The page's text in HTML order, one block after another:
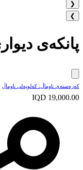
❮
❯
پانکەی
کەرەستەی ناوماڵ، کەلوپەلی ناوماڵ
IQD 19,000.00